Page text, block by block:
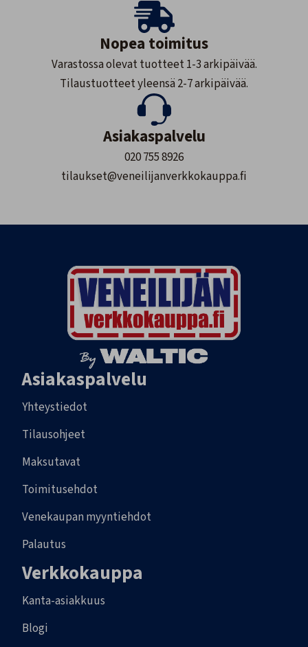
Nopea toimitus
Varastossa olevat tuotteet 1-3 arkipäivää.
Tilaustuotteet yleensä 2-7 arkipäivää.
Asiakaspalvelu
020 755 8926
tilaukset@veneilijanverkkokauppa.fi
Asiakaspalvelu
Yhteystiedot
Tilausohjeet
Maksutavat
Toimitusehdot
Venekaupan myyntiehdot
Palautus
Verkkokauppa
Kanta-asiakkuus
Blogi